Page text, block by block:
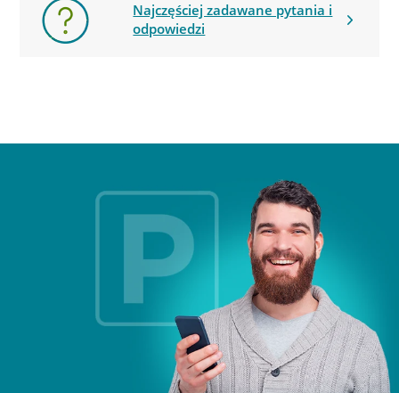
Najczęściej zadawane pytania i
odpowiedzi